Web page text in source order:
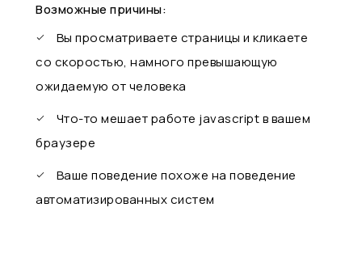
Возможные причины:
Вы просматриваете страницы и кликаете
со скоростью, намного превышающую
ожидаемую от человека
Что-то мешает работе javascript в вашем
браузере
Ваше поведение похоже на поведение
автоматизированных систем